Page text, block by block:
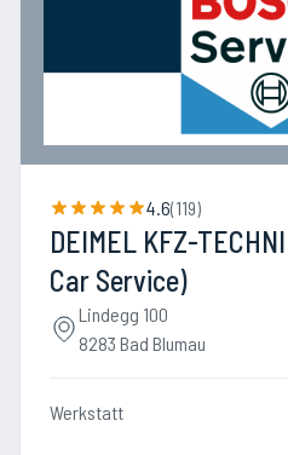
4.6(119)
DEIMEL KFZ-
Car Service)
Lindegg 100
8283 Bad Blumau
Werkstatt